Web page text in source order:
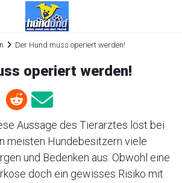
Der Hund muss operiert werden!
operiert werden!
Aussage des Tierarztes löst bei
meisten Hundebesitzern viele
und Bedenken aus. Obwohl eine
doch ein gewisses Risiko mit